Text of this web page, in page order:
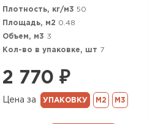
Плотность, кг/м3 50
Площадь, м2 0.48
Объем, м3 3
Кол-во в упаковке, шт 7
2 770 ₽
Цена за УПАКОВКУ М2 М3